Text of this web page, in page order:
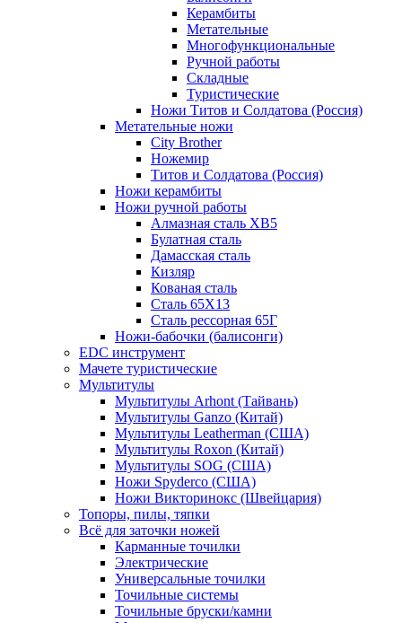
Керамбиты
Метательные
Многофункциональные
Ручной работы
Складные
Туристические
Ножи Титов и Солдатова (Россия)
Метательные ножи
City Brother
Ножемир
Титов и Солдатова (Россия)
Ножи керамбиты
Ножи ручной работы
Алмазная сталь ХВ5
Булатная сталь
Дамасская сталь
Кизляр
Кованая сталь
Сталь 65Х13
Сталь рессорная 65Г
Ножи-бабочки (балисонги)
EDC инструмент
Мачете туристические
Мультитулы
Мультитулы Arhont (Тайвань)
Мультитулы Ganzo (Китай)
Мультитулы Leatherman (США)
Мультитулы Roxon (Китай)
Мультитулы SOG (США)
Ножи Spyderco (США)
Ножи Викторинокс (Швейцария)
Топоры, пилы, тяпки
Всё для заточки ножей
Карманные точилки
Электрические
Универсальные точилки
Точильные системы
Точильные бруски/камни